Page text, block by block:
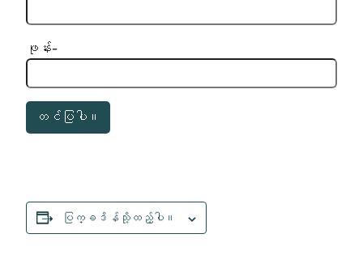
ဖုန်း-
ပြက္ခဒိန်သို့ထည့်ပါ။